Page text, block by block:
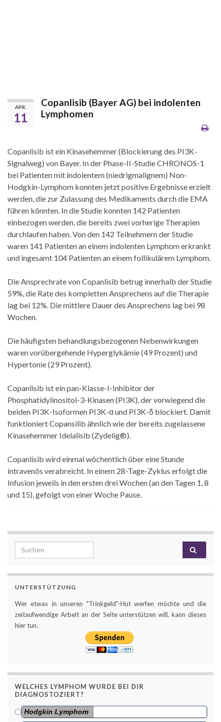
APR.
11
Copanlisib (Bayer AG) bei indolenten
Lymphomen
Copanlisib ist ein Kinasehemmer (Blockierung des PI3K-
Signalweg) von Bayer. In der Phase-II-Studie CHRONOS-1
bei Patienten mit indolentem (niedrigmalignem) Non-
Hodgkin-Lymphom konnten jetzt positive Ergebnisse erzielt
werden, die zur Zulassung des Medikaments durch die EMA
führen könnten. In die Studie konnten 142 Patienten
einbezogen werden, die bereits zwei vorherige Therapien
durchlaufen haben. Von den 142 Teilnehmern der Studie
waren 141 Patienten an einem indolenten Lymphom erkrankt
und ingesamt 104 Patienten an einem follikulärem Lymphom.
Die Ansprechrate von Copanlisib betrug innerhalb der Studie
59%, die Rate des kompletten Ansprechens auf die Therapie
lag bei 12%. Die mittlere Dauer des Ansprechens lag bei 98
Wochen.
Die häufigsten behandlungsbezogenen Nebenwirkungen
waren vorübergehende Hyperglykämie (49 Prozent) und
Hypertonie (29 Prozent).
Copanlisib ist ein pan-Klasse-I-Inhibitor der
Phosphatidylinositol-3-Kinasen (PI3K), der vorwiegend die
beiden PI3K-Isoformen PI3K-α und PI3K-δ blockiert. Damit
funktioniert Copansilib ähnlich wie der bereits zugelassene
Kinasehemmer Idelalisib (Zydelig®).
Copanlisib wird einmal wöchentlich über eine Stunde
intravenös verabreicht. In einem 28-Tage-Zyklus erfolgt die
Infusion jeweils in den ersten drei Wochen (an den Tagen 1, 8
und 15), gefolgt von einer Woche Pause.
Search for:
UNTERSTÜTZUNG
Wer etwas in unseren "Trinkgeld"-Hut werfen möchte und die
zeitaufwendige Arbeit an der Seite unterstützen will, kann dieses
hier tun.
WELCHES LYMPHOM WURDE BEI DIR
DIAGNOSTOZIERT?
Hodgkin Lymphom